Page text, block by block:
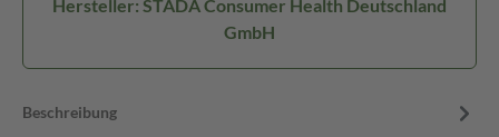
Hersteller: STADA Consumer Health Deutschland
GmbH
Beschreibung